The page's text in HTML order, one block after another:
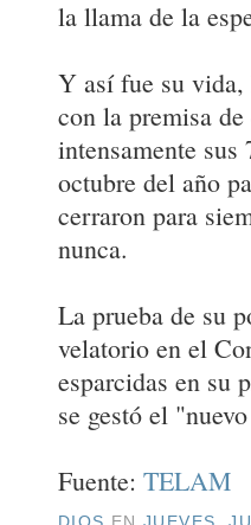
la llama de la
Y así fue su vida,
con la premisa
intensamente sus
octubre del año
cerraron para
nunca.
La prueba de su
velatorio en el
esparcidas en su
se gestó el
Fuente: TELAM